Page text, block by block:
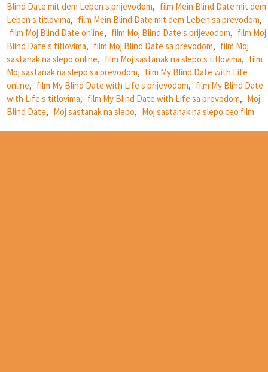
Blind Date mit dem Leben s prijevodom, film Mein Blind Date mit dem
Leben s titlovima, film Mein Blind Date mit dem Leben sa prevodom,
film Moj Blind Date online, film Moj Blind Date s prijevodom, film Moj
Blind Date s titlovima, film Moj Blind Date sa prevodom, film Moj
sastanak na slepo online, film Moj sastanak na slepo s titlovima, film
Moj sastanak na slepo sa prevodom, film My Blind Date with Life
online, film My Blind Date with Life s prijevodom, film My Blind Date
with Life s titlovima, film My Blind Date with Life sa prevodom, Moj
Blind Date, Moj sastanak na slepo, Moj sastanak na slepo ceo film